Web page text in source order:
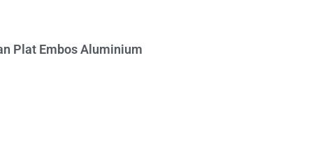
Plat Embos Aluminium